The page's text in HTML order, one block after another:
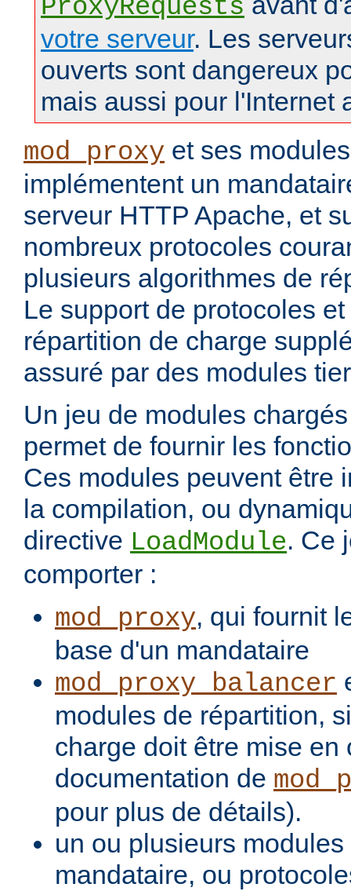
ProxyRequests
votre serveur. Les
ouverts sont dangereux
mais aussi pour l'Internet
mod_proxy et ses
implémentent un
serveur HTTP Apache, et
nombreux protocoles
plusieurs algorithmes de
Le support de protocoles
répartition de charge
assuré par des modules
Un jeu de modules
permet de fournir les
Ces modules peuvent être
la compilation, ou
directive LoadModule. Ce
comporter :
mod_proxy, qui fournit
base d'un mandataire
mod_proxy_balancer
modules de répartition,
charge doit être mise en
documentation de
pour plus de détails).
un ou plusieurs
mandataire, ou